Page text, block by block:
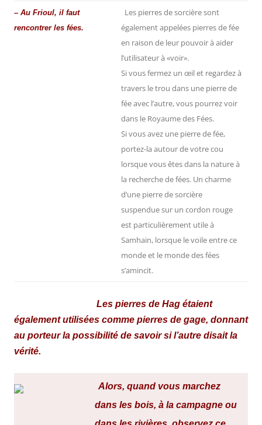
– Au Frioul, il faut
rencontrer les fées.
Les pierres de sorcière sont
également appelées pierres de fée
en raison de leur pouvoir à aider
l’utilisateur à «voir».
Si vous fermez un œil et regardez à
travers le trou dans une pierre de
fée avec l’autre, vous pourrez voir
dans le Royaume des Fées.
Si vous avez une pierre de fée,
portez-la autour de votre cou
lorsque vous êtes dans la nature à
la recherche de fées. Un charme
d’une pierre de sorcière
suspendue sur un cordon rouge
est particulièrement utile à
Samhain, lorsque le voile entre ce
monde et le monde des fées
s’amincit.
Les pierres de Hag étaient
également utilisées comme pierres de gage, donnant
au porteur la possibilité de savoir si l’autre disait la
vérité.
Alors, quand vous marchez
dans les bois, à la campagne ou